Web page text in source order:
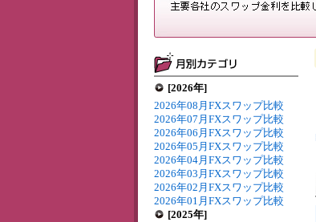
[2026年]
2026年08月FXスワップ比較
2026年07月FXスワップ比較
2026年06月FXスワップ比較
2026年05月FXスワップ比較
2026年04月FXスワップ比較
2026年03月FXスワップ比較
2026年02月FXスワップ比較
2026年01月FXスワップ比較
[2025年]